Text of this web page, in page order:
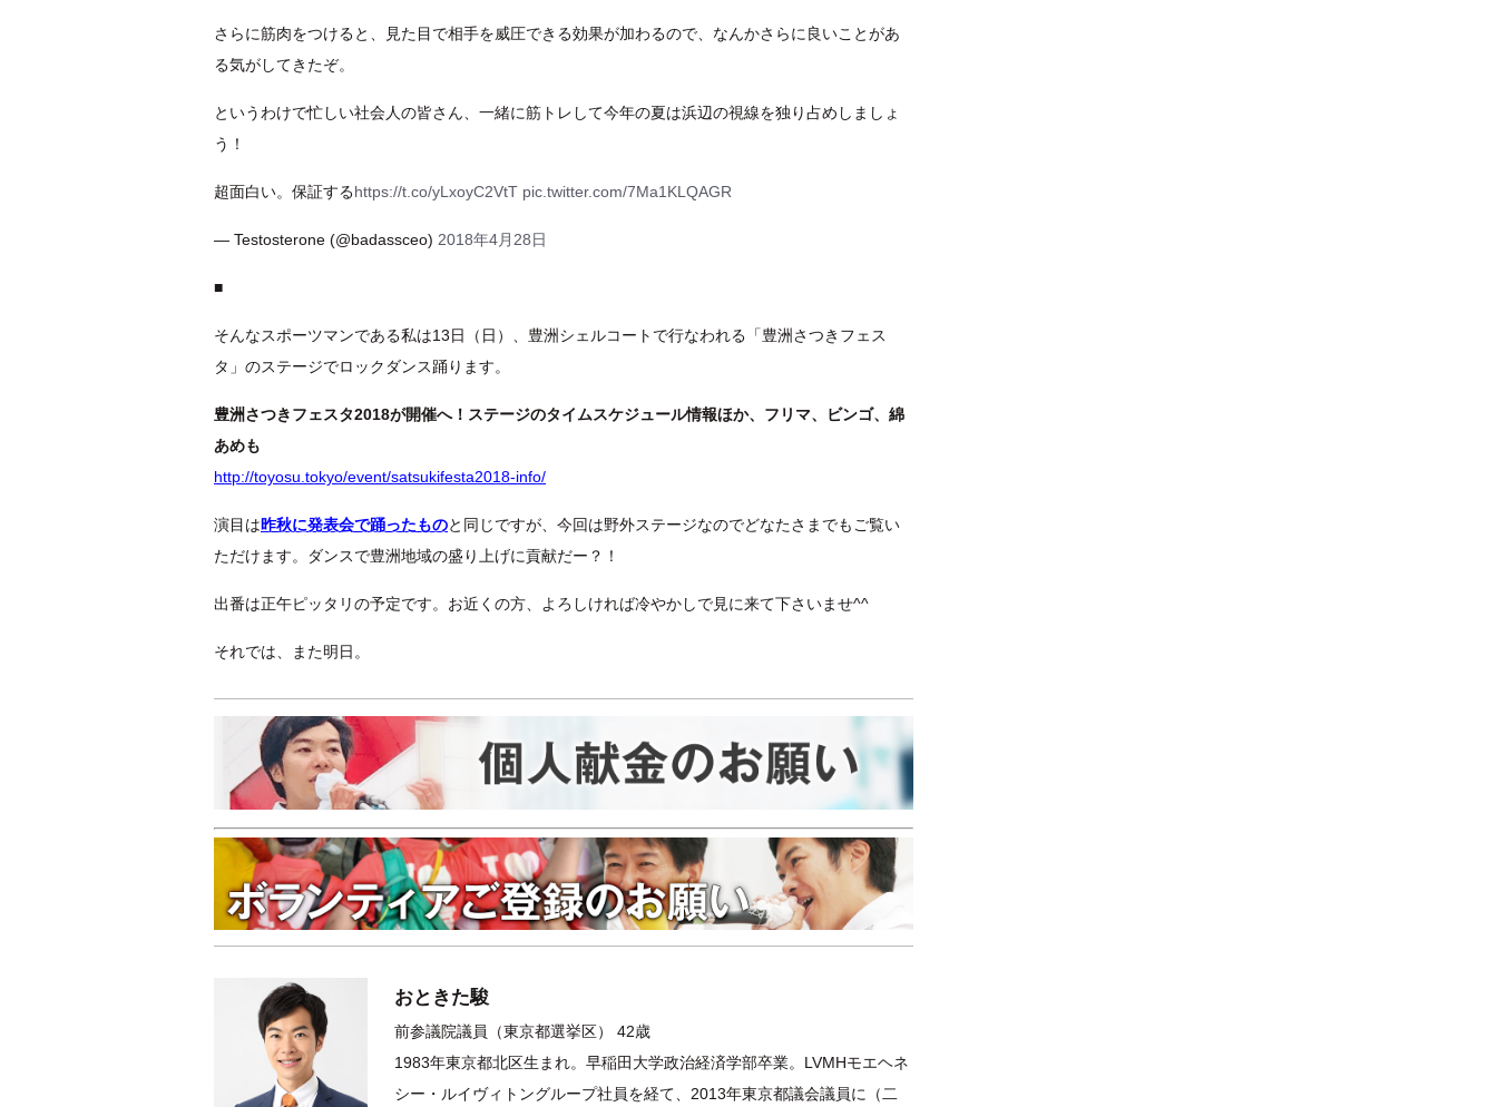
さらに筋肉をつけると、見た目で相手を威圧できる効果が加わるので、なんかさらに良いことがあ
る気がしてきたぞ。
というわけで忙しい社会人の皆さん、一緒に筋トレして今年の夏は浜辺の視線を独り占めしましょ
う！
超面白い。保証するhttps://t.co/yLxoyC2VtT pic.twitter.com/7Ma1KLQAGR
— Testosterone (@badassceo) 2018年4月28日
■
そんなスポーツマンである私は13日（日）、豊洲シェルコートで行なわれる「豊洲さつきフェス
タ」のステージでロックダンス踊ります。
豊洲さつきフェスタ2018が開催へ！ステージのタイムスケジュール情報ほか、フリマ、ビンゴ、綿
あめも
http://toyosu.tokyo/event/satsukifesta2018-info/
演目は昨秋に発表会で踊ったものと同じですが、今回は野外ステージなのでどなたさまでもご覧い
ただけます。ダンスで豊洲地域の盛り上げに貢献だー？！
出番は正午ピッタリの予定です。お近くの方、よろしければ冷やかしで見に来て下さいませ^^
それでは、また明日。
おときた駿
前参議院議員（東京都選挙区） 42歳
1983年東京都北区生まれ。早稲田大学政治経済学部卒業。LVMHモエヘネ
シー・ルイヴィトングループ社員を経て、2013年東京都議会議員に（二